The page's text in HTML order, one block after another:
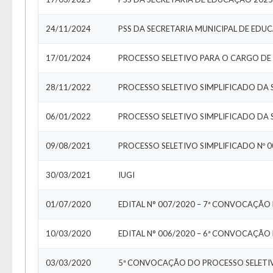
24/11/2024 PSS DA SECRETARIA MUNICIPAL DE
17/01/2024 PROCESSO SELETIVO PARA O CARGO
28/11/2022 PROCESSO SELETIVO SIMPLIFICADO
06/01/2022 PROCESSO SELETIVO SIMPLIFICADO
09/08/2021 PROCESSO SELETIVO SIMPLIFICADO Nº
30/03/2021 IUGI
01/07/2020 EDITAL N° 007/2020 – 7ª CONVOCAÇÃO
10/03/2020
03/03/2020 5ª CONVOCAÇÃO DO PROCESSO